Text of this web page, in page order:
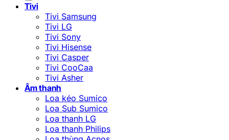
Tivi
Tivi Samsung
Tivi LG
Tivi Sony
Tivi Hisense
Tivi Casper
Tivi CooCaa
Tivi Asher
Âm thanh
Loa kéo Sumico
Loa Sub Sumico
Loa thanh LG
Loa thanh Philips